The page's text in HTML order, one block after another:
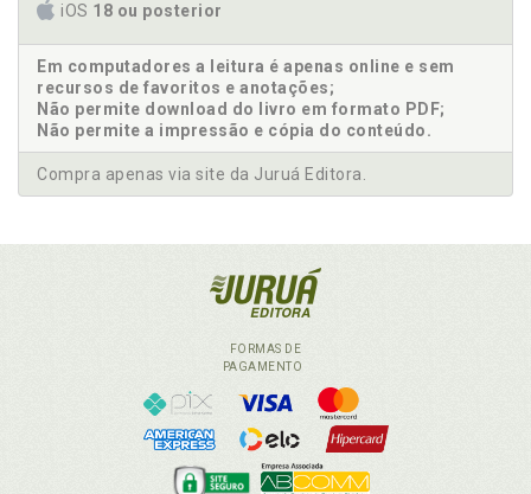
iOS 18 ou posterior
Em computadores a leitura é apenas online e sem
recursos de favoritos e anotações;
Não permite download do livro em formato PDF;
Não permite a impressão e cópia do conteúdo.
Compra apenas via site da Juruá Editora.
FORMAS DE
PAGAMENTO